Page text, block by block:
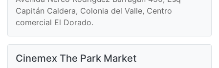
Capitán Caldera, Colonia del Valle, Centro
comercial El Dorado.
Cinemex The Park Market